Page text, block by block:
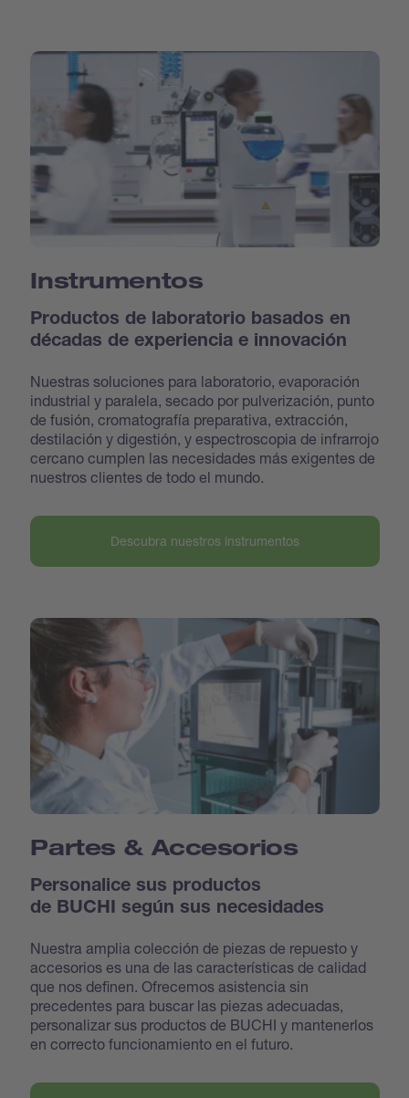
Instrumentos
Productos de laboratorio basados en
décadas de experiencia e innovación
Nuestras soluciones para laboratorio, evaporación
industrial y paralela, secado por pulverización, punto
de fusión, cromatografía preparativa, extracción,
destilación y digestión, y espectroscopia de infrarrojo
cercano cumplen las necesidades más exigentes de
nuestros clientes de todo el mundo.
Descubra nuestros instrumentos
Partes & Accesorios
Personalice sus productos
de BUCHI según sus necesidades
Nuestra amplia colección de piezas de repuesto y
accesorios es una de las características de calidad
que nos definen. Ofrecemos asistencia sin
precedentes para buscar las piezas adecuadas,
personalizar sus productos de BUCHI y mantenerlos
en correcto funcionamiento en el futuro.